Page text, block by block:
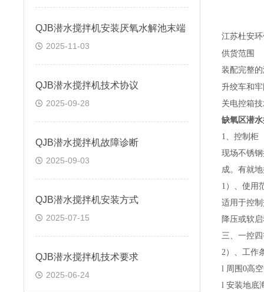
QJB潜水搅拌机安装厌氧水解池末端
2025-11-03
QJB潜水搅拌机技术协议
2025-09-28
QJB潜水搅拌机故障诊断
2025-09-03
QJB潜水搅拌机安装方式
2025-07-15
QJB潜水搅拌机技术要求
2025-06-24
江苏杜安
供货范围
装配完整
升绞车和
关电控箱
缺氧区潜
1、控制柜
现场不锈钢
成。有就
1 ）、使用
适用于控
降压或软
三、一控
2）、工作
l 周围 0高
l 安装地底